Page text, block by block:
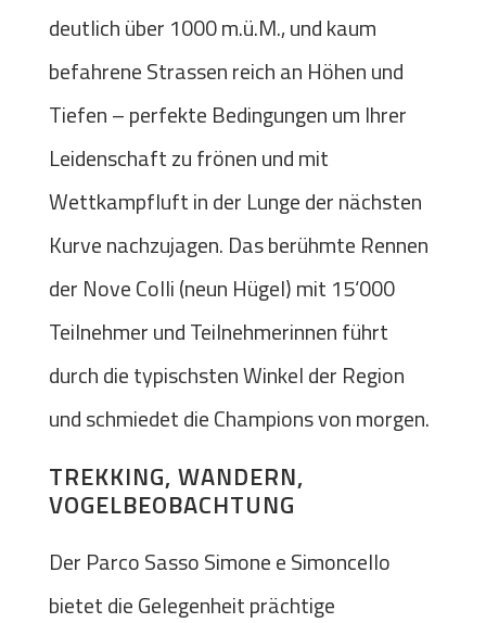
deutlich über 1000 m.ü.M., und kaum
befahrene Strassen reich an Höhen und
Tiefen – perfekte Bedingungen um Ihrer
Leidenschaft zu frönen und mit
Wettkampfluft in der Lunge der nächsten
Kurve nachzujagen. Das berühmte Rennen
der Nove Colli (neun Hügel) mit 15‘000
Teilnehmer und Teilnehmerinnen führt
durch die typischsten Winkel der Region
und schmiedet die Champions von morgen.
TREKKING, WANDERN,
VOGELBEOBACHTUNG
Der Parco Sasso Simone e Simoncello
bietet die Gelegenheit prächtige